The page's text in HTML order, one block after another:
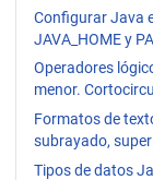
Configurar Java
JAVA_HOME y
Operadores
menor.
Formatos de
subrayado,
Tipos de datos